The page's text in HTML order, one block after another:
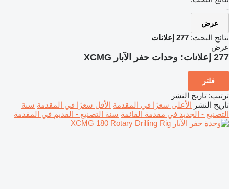
-
عرض
نتائج البحث: 277 إعلانات
عرض
277 إعلانات: وحدات حفر الآبار XCMG
فلتر
ترتيب: تاريخ النشر
تاريخ النشر الأعلى سعرًا في المقدمة الأقل سعرًا في المقدمة سنة
التصنيع - الجديد في مقدمة القائمة سنة التصنيع - القديم في المقدمة